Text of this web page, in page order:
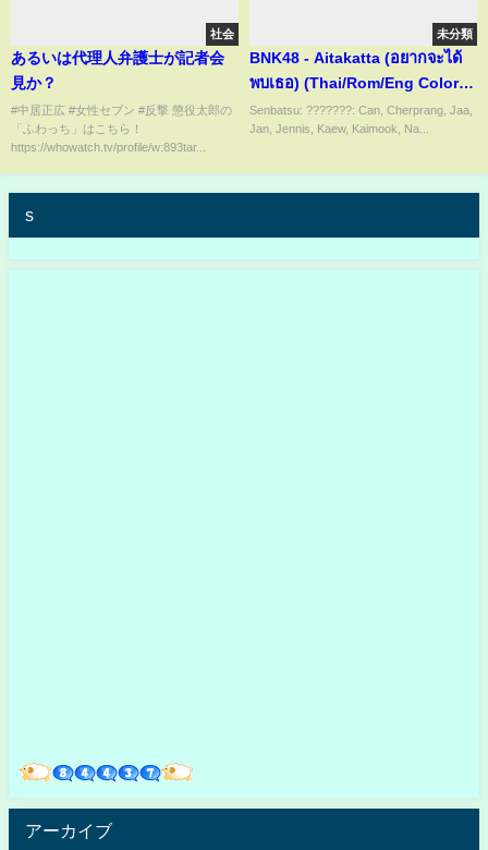
社会
あるいは代理人弁護士が記者会
見か？
#中居正広 #女性セブン #反撃 懲役太郎の
「ふわっち」はこちら！
https://whowatch.tv/profile/w:893tar...
未分類
BNK48 - Aitakatta (อยากจะได้
พบเธอ) (Thai/Rom/Eng Color
Coded Lyrics)
Senbatsu: ???????: Can, Cherprang, Jaa,
Jan, Jennis, Kaew, Kaimook, Na...
s
アーカイブ